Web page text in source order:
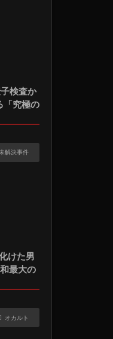
検査か
「究極の
解決事件
けた男
最大の
オカルト